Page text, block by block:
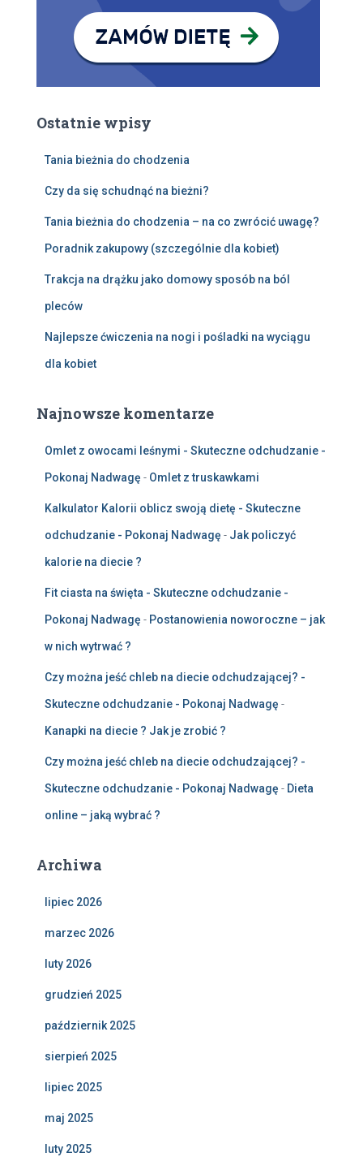
Ostatnie wpisy
Tania bieżnia do chodzenia
Czy da się schudnąć na bieżni?
Tania bieżnia do chodzenia – na co zwrócić uwagę?
Poradnik zakupowy (szczególnie dla kobiet)
Trakcja na drążku jako domowy sposób na ból
pleców
Najlepsze ćwiczenia na nogi i pośladki na wyciągu
dla kobiet
Najnowsze komentarze
Omlet z owocami leśnymi - Skuteczne odchudzanie -
Pokonaj Nadwagę - Omlet z truskawkami
Kalkulator Kalorii oblicz swoją dietę - Skuteczne
odchudzanie - Pokonaj Nadwagę - Jak policzyć
kalorie na diecie ?
Fit ciasta na święta - Skuteczne odchudzanie -
Pokonaj Nadwagę - Postanowienia noworoczne – jak
w nich wytrwać ?
Czy można jeść chleb na diecie odchudzającej? -
Skuteczne odchudzanie - Pokonaj Nadwagę -
Kanapki na diecie ? Jak je zrobić ?
Czy można jeść chleb na diecie odchudzającej? -
Skuteczne odchudzanie - Pokonaj Nadwagę - Dieta
online – jaką wybrać ?
Archiwa
lipiec 2026
marzec 2026
luty 2026
grudzień 2025
październik 2025
sierpień 2025
lipiec 2025
maj 2025
luty 2025